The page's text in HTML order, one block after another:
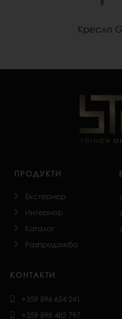
Кресло
ПРОДУКТИ
Екстериор
Интериор
Каталог
Разпродажба
КОНТАКТИ
+359 896 654 241
+359 898 482 797